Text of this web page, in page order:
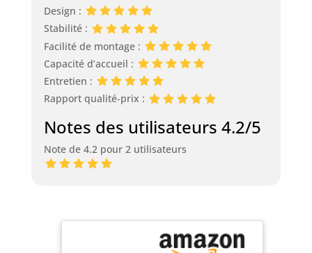
Design :
Stabilité :
Facilité de montage :
Capacité d’accueil :
Entretien :
Rapport qualité-prix :
Notes des utilisateurs 4.2/5
Note de 4.2 pour 2 utilisateurs